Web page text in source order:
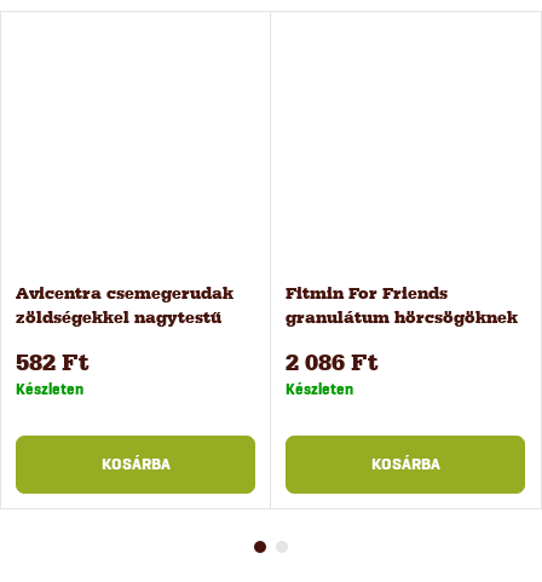
Avicentra csemegerudak
zöldségekkel nagytestű
582 Ft
Készleten
KOSÁRBA
Fitmin For Friends
granulátum hörcsögöknek
2 086 Ft
Készleten
KOSÁRBA